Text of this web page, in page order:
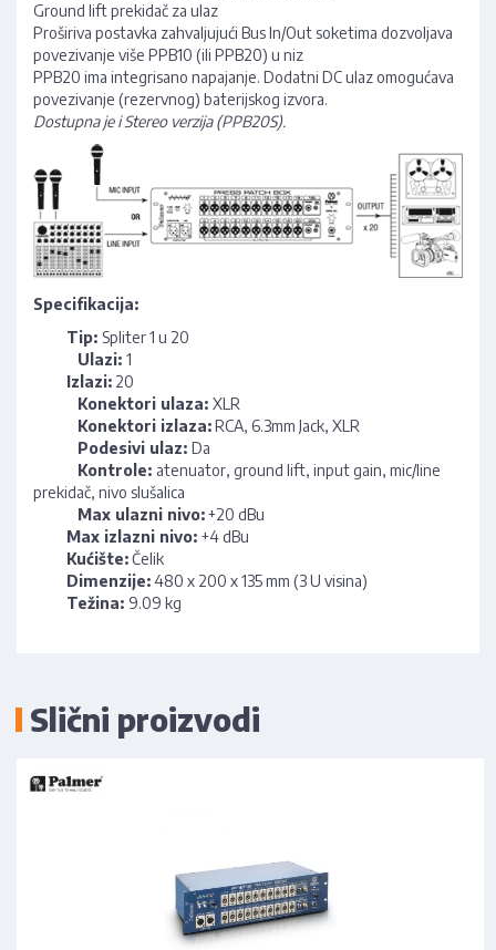
Ground lift prekidač za ulaz
Proširiva postavka zahvaljujući Bus In/Out soketima dozvoljava
povezivanje više PPB10 (ili PPB20) u niz
PPB20 ima integrisano napajanje. Dodatni DC ulaz omogućava
povezivanje (rezervnog) baterijskog izvora.
Dostupna je i Stereo verzija (PPB20S).
Specifikacija:
Tip: Spliter 1 u 20
Ulazi: 1
Izlazi: 20
Konektori ulaza: XLR
Konektori izlaza:RCA, 6.3mm Jack, XLR
Podesivi ulaz: Da
Kontrole: atenuator, ground lift, input gain, mic/line
prekidač, nivo slušalica
Max ulazni nivo:+20 dBu
Max izlazni nivo: +4 dBu
Kućište:Čelik
Dimenzije: 480 x 200 x 135 mm (3 U visina)
Težina: 9.09 kg
Slični proizvodi